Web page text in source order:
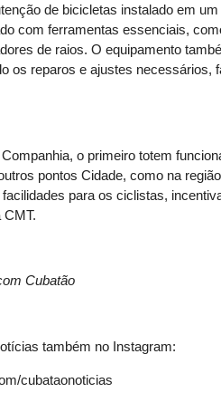
de bicicletas instalado em
com ferramentas essenciais,
de raios. O equipamento
os reparos e ajustes
o primeiro totem
pontos Cidade, como na
para os ciclistas,
CMT.
Cubatão
também no Instagram:
cubataonoticias